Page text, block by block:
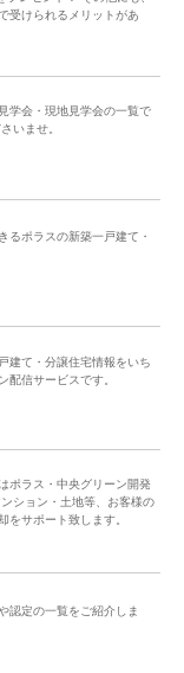
受けられるメリットがあ
学会・現地見学会の一覧で
いませ。
るポラスの新築一戸建て・
建て・分譲住宅情報をいち
配信サービスです。
ポラス・中央グリーン開発
ション・土地等、お客様の
をサポート致します。
認定の一覧をご紹介しま